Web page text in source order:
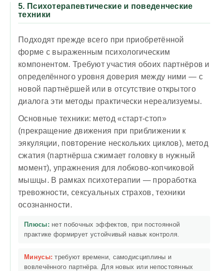
5. Психотерапевтические и поведенческие
техники
Подходят прежде всего при приобретённой
форме с выраженным психологическим
компонентом. Требуют участия обоих партнёров и
определённого уровня доверия между ними — с
новой партнёршей или в отсутствие открытого
диалога эти методы практически нереализуемы.
Основные техники: метод «старт-стоп»
(прекращение движения при приближении к
эякуляции, повторение нескольких циклов), метод
сжатия (партнёрша сжимает головку в нужный
момент), упражнения для лобково-копчиковой
мышцы. В рамках психотерапии — проработка
тревожности, сексуальных страхов, техники
осознанности.
Плюсы: нет побочных эффектов, при постоянной
практике формирует устойчивый навык контроля.
Минусы: требуют времени, самодисциплины и
вовлечённого партнёра. Для новых или непостоянных